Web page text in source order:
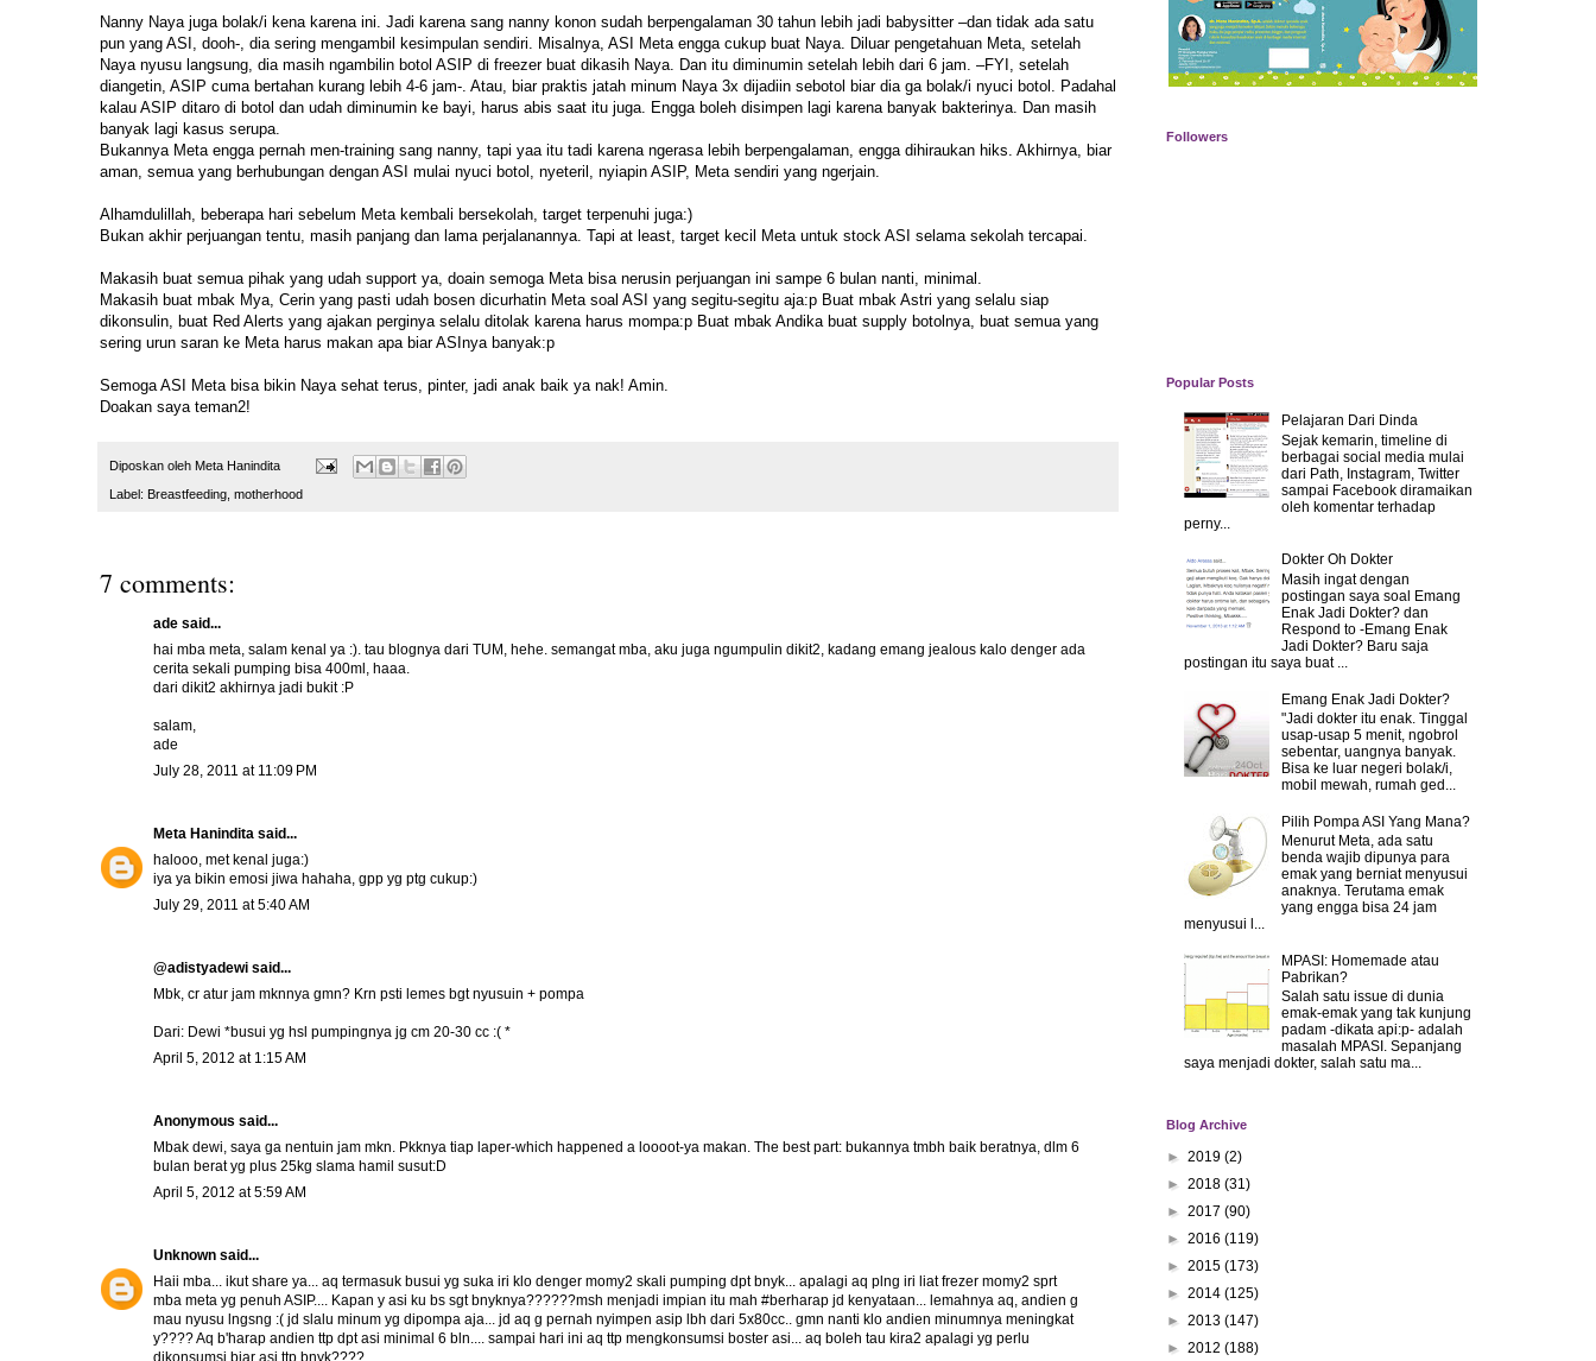
Nanny Naya juga bolak/i kena karena ini. Jadi karena sang nanny konon sudah berpengalaman 30 tahun lebih jadi babysitter –dan tidak ada satu
pun yang ASI, dooh-, dia sering mengambil kesimpulan sendiri. Misalnya, ASI Meta engga cukup buat Naya. Diluar pengetahuan Meta, setelah
Naya nyusu langsung, dia masih ngambilin botol ASIP di freezer buat dikasih Naya. Dan itu diminumin setelah lebih dari 6 jam. –FYI, setelah
diangetin, ASIP cuma bertahan kurang lebih 4-6 jam-. Atau, biar praktis jatah minum Naya 3x dijadiin sebotol biar dia ga bolak/i nyuci botol. Padahal
kalau ASIP ditaro di botol dan udah diminumin ke bayi, harus abis saat itu juga. Engga boleh disimpen lagi karena banyak bakterinya. Dan masih
banyak lagi kasus serupa.
Bukannya Meta engga pernah men-training sang nanny, tapi yaa itu tadi karena ngerasa lebih berpengalaman, engga dihiraukan hiks. Akhirnya, biar
aman, semua yang berhubungan dengan ASI mulai nyuci botol, nyeteril, nyiapin ASIP, Meta sendiri yang ngerjain.
Alhamdulillah, beberapa hari sebelum Meta kembali bersekolah, target terpenuhi juga:)
Bukan akhir perjuangan tentu, masih panjang dan lama perjalanannya. Tapi at least, target kecil Meta untuk stock ASI selama sekolah tercapai.
Makasih buat semua pihak yang udah support ya, doain semoga Meta bisa nerusin perjuangan ini sampe 6 bulan nanti, minimal.
Makasih buat mbak Mya, Cerin yang pasti udah bosen dicurhatin Meta soal ASI yang segitu-segitu aja:p Buat mbak Astri yang selalu siap
dikonsulin, buat Red Alerts yang ajakan perginya selalu ditolak karena harus mompa:p Buat mbak Andika buat supply botolnya, buat semua yang
sering urun saran ke Meta harus makan apa biar ASInya banyak:p
Semoga ASI Meta bisa bikin Naya sehat terus, pinter, jadi anak baik ya nak! Amin.
Doakan saya teman2!
Diposkan oleh Meta Hanindita
Label: Breastfeeding motherhood
7 comments:
ade said...
hai mba meta, salam kenal ya :). tau blognya dari TUM, hehe. semangat mba, aku juga ngumpulin dikit2, kadang emang jealous kalo denger ada
cerita sekali pumping bisa 400ml, haaa.
dari dikit2 akhirnya jadi bukit :P
salam,
ade
July 28, 2011 at 11:09 PM
Meta Hanindita said...
halooo, met kenal juga:)
iya ya bikin emosi jiwa hahaha, gpp yg ptg cukup:)
July 29, 2011 at 5:40 AM
@adistyadewi said...
Mbk, cr atur jam mknnya gmn? Krn psti lemes bgt nyusuin + pompa
Dari: Dewi *busui yg hsl pumpingnya jg cm 20-30 cc :( *
April 5, 2012 at 1:15 AM
Anonymous said...
Mbak dewi, saya ga nentuin jam mkn. Pkknya tiap laper-which happened a loooot-ya makan. The best part: bukannya tmbh baik beratnya, dlm 6
bulan berat yg plus 25kg slama hamil susut:D
April 5, 2012 at 5:59 AM
Unknown said...
Haii mba... ikut share ya... aq termasuk busui yg suka iri klo denger momy2 skali pumping dpt bnyk... apalagi aq plng iri liat frezer momy2 sprt
mba meta yg penuh ASIP.... Kapan y asi ku bs sgt bnyknya??????msh menjadi impian itu mah #berharap jd kenyataan... lemahnya aq, andien g
mau nyusu lngsng :( jd slalu minum yg dipompa aja... jd aq g pernah nyimpen asip lbh dari 5x80cc.. gmn nanti klo andien minumnya meningkat
y???? Aq b'harap andien ttp dpt asi minimal 6 bln.... sampai hari ini aq ttp mengkonsumsi boster asi... aq boleh tau kira2 apalagi yg perlu
dikonsumsi biar asi ttp bnyk????
Followers
Popular Posts
Pelajaran Dari Dinda
Sejak kemarin, timeline di
berbagai social media mulai
dari Path, Instagram, Twitter
sampai Facebook diramaikan
oleh komentar terhadap
perny...
Dokter Oh Dokter
Masih ingat dengan
postingan saya soal Emang
Enak Jadi Dokter? dan
Respond to -Emang Enak
Jadi Dokter? Baru saja
postingan itu saya buat ...
Emang Enak Jadi Dokter?
"Jadi dokter itu enak. Tinggal
usap-usap 5 menit, ngobrol
sebentar, uangnya banyak.
Bisa ke luar negeri bolak/i,
mobil mewah, rumah ged...
Pilih Pompa ASI Yang Mana?
Menurut Meta, ada satu
benda wajib dipunya para
emak yang berniat menyusui
anaknya. Terutama emak
yang engga bisa 24 jam
menyusui l...
MPASI: Homemade atau
Pabrikan?
Salah satu issue di dunia
emak-emak yang tak kunjung
padam -dikata api:p- adalah
masalah MPASI. Sepanjang
saya menjadi dokter, salah satu ma...
Blog Archive
► 2019 (2)
► 2018 (31)
► 2017 (90)
► 2016 (119)
► 2015 (173)
► 2014 (125)
► 2013 (147)
► 2012 (188)